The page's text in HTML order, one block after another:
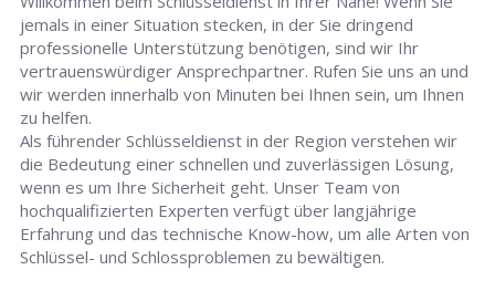
jemals in einer Situation stecken, in der Sie dringend
professionelle Unterstützung benötigen, sind wir Ihr
vertrauenswürdiger Ansprechpartner. Rufen Sie uns an und
wir werden innerhalb von Minuten bei Ihnen sein, um Ihnen
zu helfen.
Als führender Schlüsseldienst in der Region verstehen wir
die Bedeutung einer schnellen und zuverlässigen Lösung,
wenn es um Ihre Sicherheit geht. Unser Team von
hochqualifizierten Experten verfügt über langjährige
Erfahrung und das technische Know-how, um alle Arten von
Schlüssel- und Schlossproblemen zu bewältigen.